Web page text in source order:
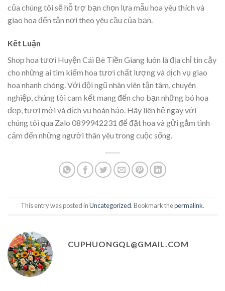
của chúng tôi sẽ hỗ trợ bạn chọn lựa mẫu hoa yêu thích và
giao hoa đến tận nơi theo yêu cầu của bạn.
Kết Luận
Shop hoa tươi Huyện Cái Bè Tiền Giang luôn là địa chỉ tin cậy
cho những ai tìm kiếm hoa tươi chất lượng và dịch vụ giao
hoa nhanh chóng. Với đội ngũ nhân viên tận tâm, chuyên
nghiệp, chúng tôi cam kết mang đến cho bạn những bó hoa
đẹp, tươi mới và dịch vụ hoàn hảo. Hãy liên hệ ngay với
chúng tôi qua Zalo 0899942231 để đặt hoa và gửi gắm tình
cảm đến những người thân yêu trong cuộc sống.
This entry was posted inUncategorized. Bookmark thepermalink.
CUPHUONGQL@GMAIL.COM